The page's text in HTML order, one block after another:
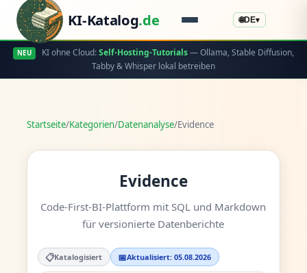
KI-Katalog.de 🌐DE▾
NEU KI ohne Cloud:Self-Hosting-Tutorials— Ollama, Stable Diffusion,
Tabby & Whisper lokal betreiben
Startseite/Kategorien/Datenanalyse/Evidence
Evidence
Code-First-BI-Plattform mit SQL und Markdown
für versionierte Datenberichte
📋Katalogisiert 📅Aktualisiert: 05.08.2026